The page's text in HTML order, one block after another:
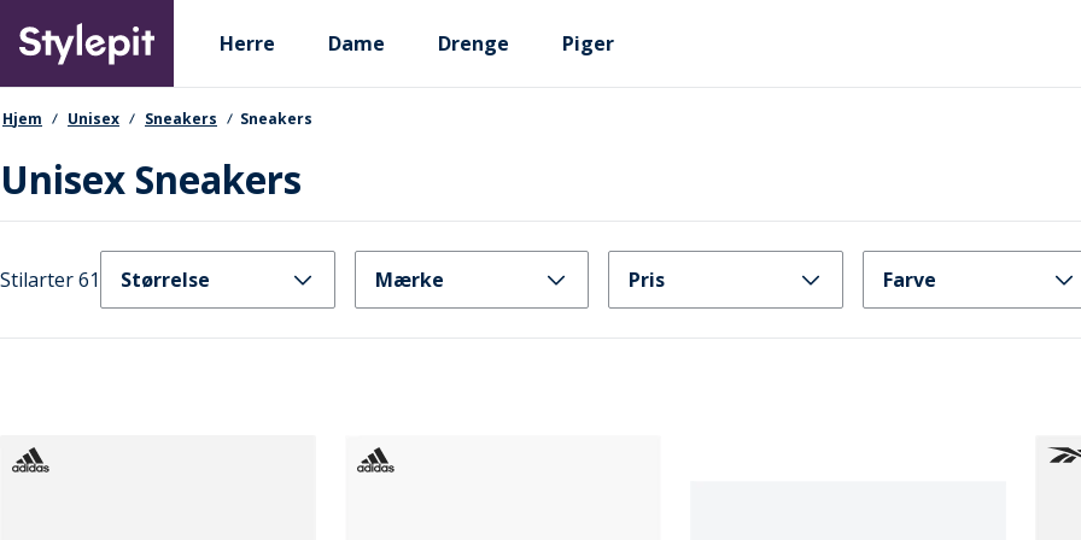
main
content
Primary departments
Herre Dame Drenge Piger
navigationssti
Hjem Unisex Sneakers Sneakers
Unisex Sneakers
Stilarter 61 Størrelse Mærke Pris Farve